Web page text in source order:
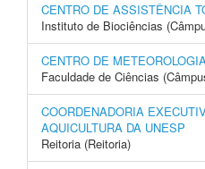
CENTRO DE ASSISTÊNCIA
Instituto de Biociências
CENTRO DE
Faculdade de Ciências
COORDENADORIA
AQUICULTURA DA UNESP
Reitoria (Reitoria)